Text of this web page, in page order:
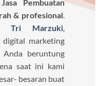
Jasa Pembuatan
& profesional.
Tri Marzuki,
digital marketing
beruntung
saat ini kami
besaran buat